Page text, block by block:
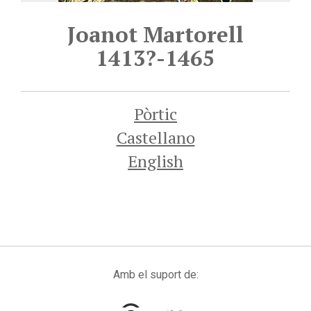
Joanot Martorell
1413?-1465
Pòrtic
Castellano
English
Amb el suport de: